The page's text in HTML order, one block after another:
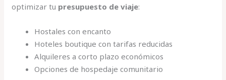
optimizar tu presupuesto de viaje:
Hostales con encanto
Hoteles boutique con tarifas reducidas
Alquileres a corto plazo económicos
Opciones de hospedaje comunitario